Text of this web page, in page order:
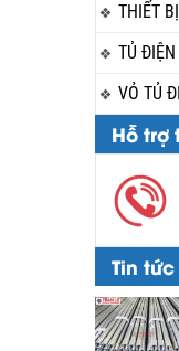
THIẾT
TỦ ĐIỆN
VỎ TỦ
Hỗ trợ
Tin